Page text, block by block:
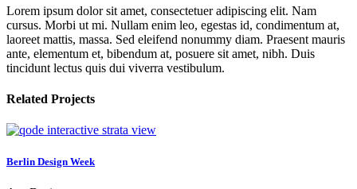
Lorem ipsum dolor sit amet, consectetuer adipiscing elit. Nam
cursus. Morbi ut mi. Nullam enim leo, egestas id, condimentum at,
laoreet mattis, massa. Sed eleifend nonummy diam. Praesent mauris
ante, elementum et, bibendum at, posuere sit amet, nibh. Duis
tincidunt lectus quis dui viverra vestibulum.
Related Projects
view
Berlin Design Week